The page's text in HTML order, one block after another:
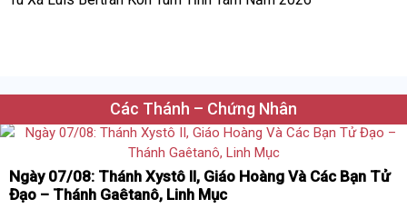
Các Thánh – Chứng Nhân
Ngày 07/08: Thánh Xystô II, Giáo Hoàng Và Các Bạn Tử
Đạo – Thánh Gaêtanô, Linh Mục